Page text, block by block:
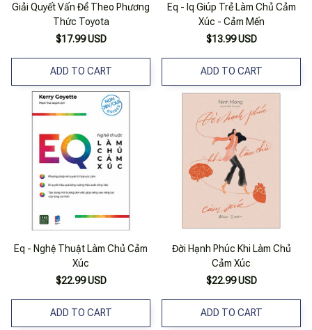
Giải Quyết Vấn Đề Theo Phương
Thức Toyota
$17.99 USD
ADD TO CART
Eq - Iq Giúp Trẻ Làm Chủ Cảm
Xúc - Cảm Mến
$13.99 USD
ADD TO CART
Eq - Nghệ Thuật Làm Chủ Cảm
Xúc
$22.99 USD
ADD TO CART
Đời Hạnh Phúc Khi Làm Chủ
Cảm Xúc
$22.99 USD
ADD TO CART